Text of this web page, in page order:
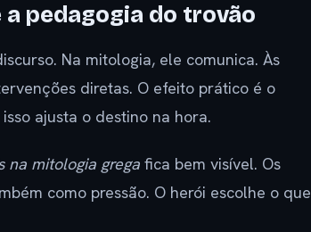
a pedagogia do trovão
Na mitologia, ele comunica. Às
diretas. O efeito prático é o
ajusta o destino na hora.
na mitologia grega fica bem visível. Os
como pressão. O herói escolhe o que